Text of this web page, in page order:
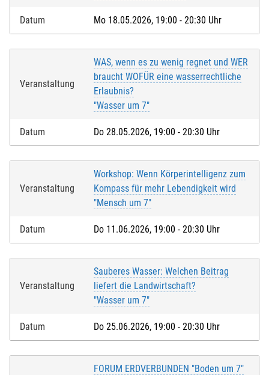
Datum Mo 18.05.2026, 19:00 - 20:30 Uhr
Veranstaltung
WAS, wenn es zu wenig regnet und WER
braucht WOFÜR eine wasserrechtliche
Erlaubnis?
"Wasser um 7"
Datum Do 28.05.2026, 19:00 - 20:30 Uhr
Veranstaltung
Workshop: Wenn Körperintelligenz zum
Kompass für mehr Lebendigkeit wird
"Mensch um 7"
Datum Do 11.06.2026, 19:00 - 20:30 Uhr
Veranstaltung
Sauberes Wasser: Welchen Beitrag
liefert die Landwirtschaft?
"Wasser um 7"
Datum Do 25.06.2026, 19:00 - 20:30 Uhr
FORUM ERDVERBUNDEN "Boden um 7"